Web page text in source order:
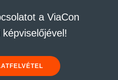
a ViaCon